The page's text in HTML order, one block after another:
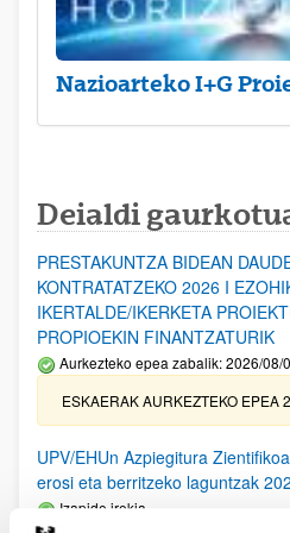
Nazioarteko I+G
Deialdi
PRESTAKUNTZA BIDEAN
KONTRATATZEKO 2026 I
IKERTALDE/IKERKETA
PROPIOEKIN FINANTZATURIK
Aurkezteko epea zabalik: 2026/08/
ESKAERAK AURKEZTEKO EPEA
UPV/EHUn Azpiegitura
erosi eta berritzeko laguntzak
Izapide irekia